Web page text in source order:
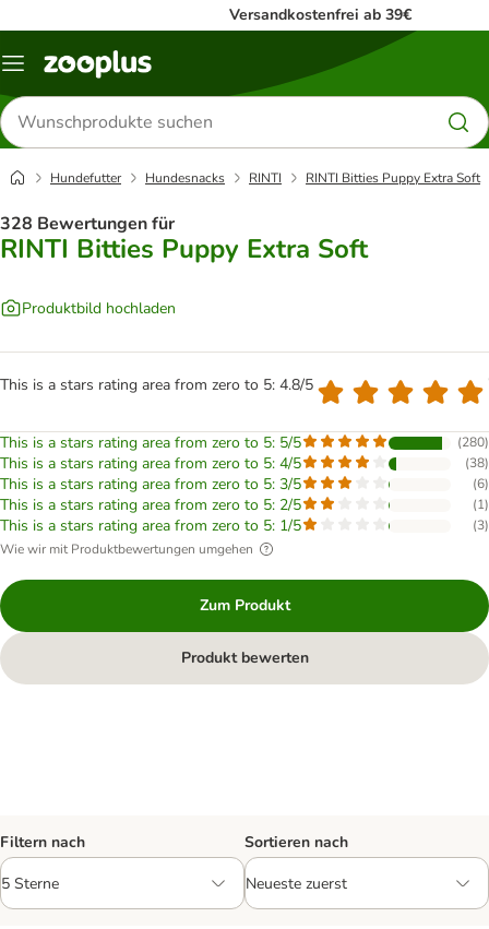
Versandkostenfrei ab 39€
Menü
Produkte
suchen
Hundefutter Hundesnacks RINTI RINTI Bitties Puppy Extra Soft
328 Bewertungen für
RINTI Bitties Puppy Extra Soft
Produktbild hochladen
This is a stars rating area from zero to 5: 4.8/5
This is a stars rating area from zero to 5: 5/5 (280)
This is a stars rating area from zero to 5: 4/5 (38)
This is a stars rating area from zero to 5: 3/5 (6)
This is a stars rating area from zero to 5: 2/5 (1)
This is a stars rating area from zero to 5: 1/5 (3)
Wie wir mit Produktbewertungen umgehen
Zum Produkt
Produkt bewerten
Filtern nach Sortieren nach